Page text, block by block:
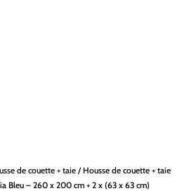
de couette + taie/ Housse de couette + taie
Bleu – 260 x 200 cm + 2 x (63 x 63 cm)